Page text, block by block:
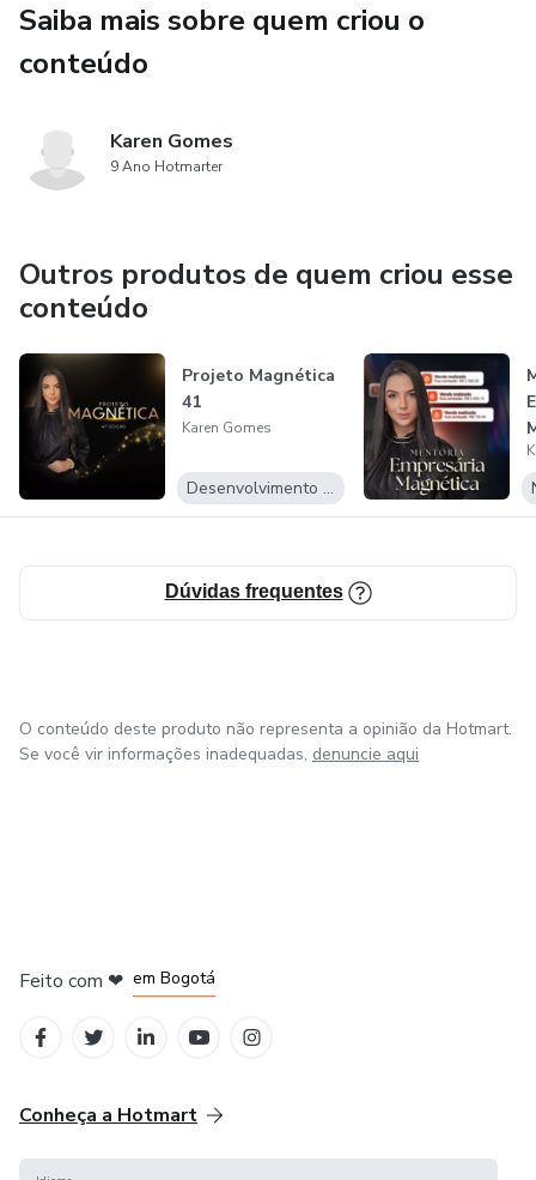
Saiba mais sobre quem criou o
conteúdo
Karen Gomes
9 Ano Hotmarter
Outros produtos de quem criou esse
conteúdo
Projeto Magnética
41
Karen Gomes
Desenvolvimento Pessoal
Dúvidas frequentes
O conteúdo deste produto não representa a opinião da Hotmart.
Se você vir informações inadequadas, denuncie aqui
Feito com ❤ em Bogotá
Conheça a Hotmart